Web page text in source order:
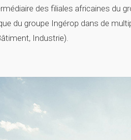
des filiales africaines du
du groupe Ingérop dans de
Industrie).